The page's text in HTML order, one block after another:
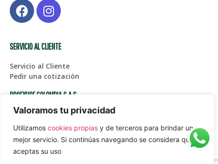
Valoramos tu privacidad
Utilizamos cookies propias y de terceros para brindar un
mejor servicio. Si continúas navegando se considera que
aceptas su uso
SERVICIO AL CLIENTE
Servicio al Cliente
Pedir una cotización
BROEKHOF COLOMBIA S.A.S
Centro de Bodegas Karga Fase I – Bodega 123, Glorieta
Aeropuerto Int. JMC
(+574) 561 45 05
Juanpablogarcia@paardekooper.com